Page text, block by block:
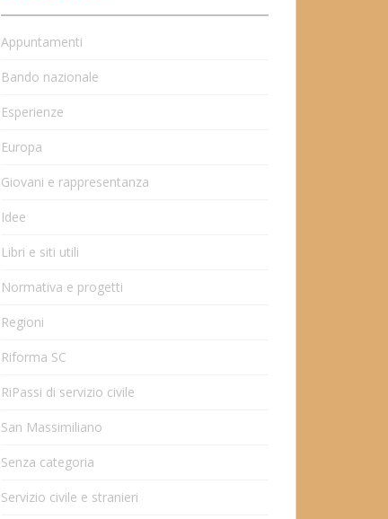
Appuntamenti
Bando nazionale
Esperienze
Europa
Giovani e rappresentanza
Idee
Libri e siti utili
Normativa e progetti
Regioni
Riforma SC
RiPassi di servizio civile
San Massimiliano
Senza categoria
Servizio civile e stranieri